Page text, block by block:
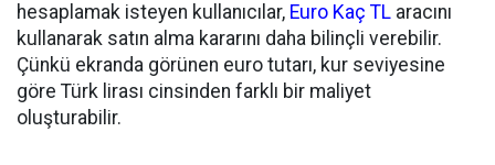
hesaplamak isteyen kullanıcılar, Euro Kaç TL aracını
kullanarak satın alma kararını daha bilinçli verebilir.
Çünkü ekranda görünen euro tutarı, kur seviyesine
göre Türk lirası cinsinden farklı bir maliyet
oluşturabilir.